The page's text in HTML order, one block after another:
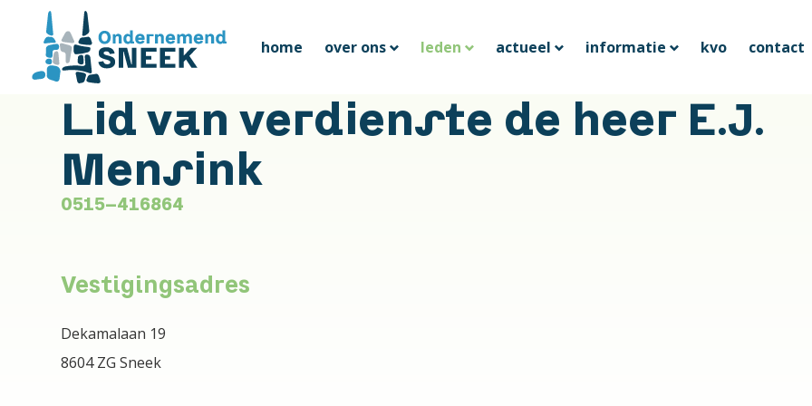
home over ons leden actueel informatie kvo contact
Lid van verdienste de heer E.J.
Mensink
0515-416864
Vestigingsadres
Dekamalaan 19
8604 ZG Sneek